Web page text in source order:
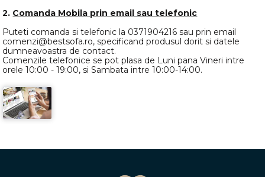
2. Comanda Mobila prin email sau telefonic
Puteti comanda si telefonic la 0371904216 sau prin email
comenzi@bestsofa.ro, specificand produsul dorit si datele
dumneavoastra de contact.
Comenzile telefonice se pot plasa de Luni pana Vineri intre
orele 10:00 - 19:00, si Sambata intre 10:00-14:00.